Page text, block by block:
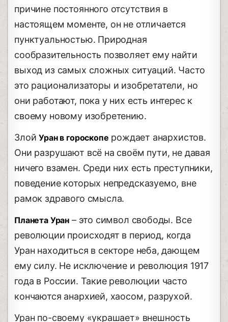
причине постоянного отсутствия в
настоящем моменте, он не отличается
пунктуальностью. Природная
сообразительность позволяет ему найти
выход из самых сложных ситуаций. Часто
это рационализаторы и изобретатели, но
они работают, пока у них есть интерес к
своему новому изобретению.
ЗлойУран в гороскопе рождает анархистов.
Они разрушают всё на своём пути, не давая
ничего взамен. Среди них есть преступники,
поведение которых непредсказуемо, вне
рамок здравого смысла.
Планета Уран – это символ свободы. Все
революции происходят в период, когда
Уран находиться в секторе неба, дающем
ему силу. Не исключение и революция 1917
года в России. Такие революции часто
кончаются анархией, хаосом, разрухой.
Уран по-своему «украшает» внешность